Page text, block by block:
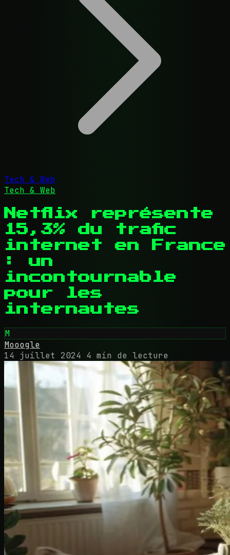
Tech & Web
Tech & Web
Netflix représente
15,3% du trafic
internet en France
: un
incontournable
pour les
internautes
M
Mooogle
14 juillet 2024
4 min de lecture